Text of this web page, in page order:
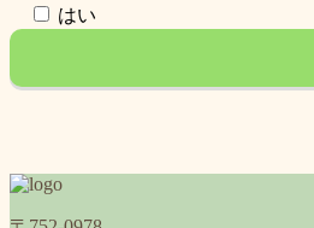
はい